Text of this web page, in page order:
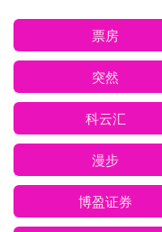
票房
突然
科云汇
漫步
博盈证券